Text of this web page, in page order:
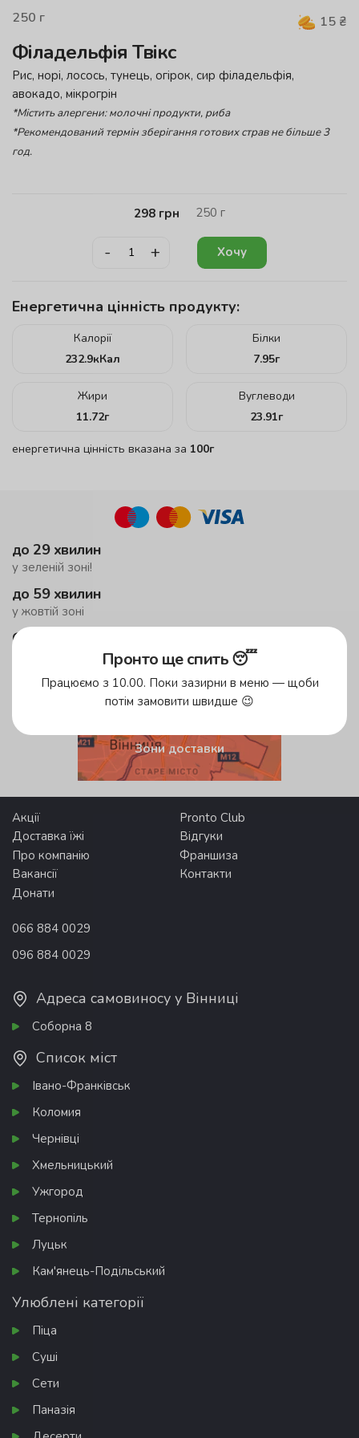
250 г 15 ₴
Філадельфія Твікс
Рис, норі, лосось, тунець, огірок, сир філадельфія,
авокадо, мікрогрін
*Містить алергени: молочні продукти, риба
*Рекомендований термін зберігання готових страв не більше 3
год.
298 грн 250 г
- + Хочу
Енергетична цінність продукту:
Калорії
232.9кКал
Білки
7.95г
Жири
11.72г
Вуглеводи
23.91г
енергетична цінність вказана за 100г
до 29 хвилин
у зеленій зоні!
до 59 хвилин
у жовтій зоні
безкоштовна доставка
у приміську зону
мінімальне замовлення 1500 грн
Зони доставки
Акції
Pronto Club
Доставка їжі
Відгуки
Про компанію
Франшиза
Вакансії
Контакти
Донати
066 884 0029
096 884 0029
Адреса самовиносу у Вінниці
Соборна 8
Список міст
Івано-Франківськ
Коломия
Чернівці
Хмельницький
Ужгород
Тернопіль
Луцьк
Кам'янець-Подільський
Улюблені категорії
Піца
Суші
Сети
Паназія
Пронто ще спить 😴
Працюємо з 10.00. Поки зазирни в меню — щоби
потім замовити швидше 😉